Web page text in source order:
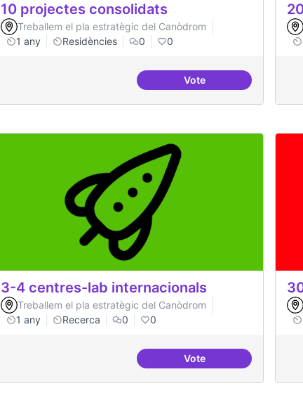
10 projectes consolidats
Treballem el pla estratègic del Canòdrom
1 any
Residències 0 0
Vote10 projectes
3-4 centres-lab internacionals
Treballem el pla estratègic del Canòdrom
1 any
Recerca 0 0
Vote3-4 centres-lab